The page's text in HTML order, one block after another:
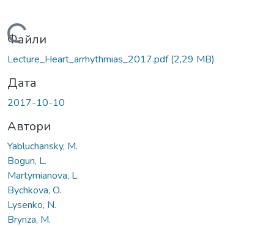
Вантажиться...
Файли
Lecture_Heart_arrhythmias_2017.pdf(2,29 MB)
Дата
2017-10-10
Автори
Yabluchansky, M.
Bogun, L.
Martymianova, L.
Bychkova, O.
Lysenko, N.
Brynza, M.